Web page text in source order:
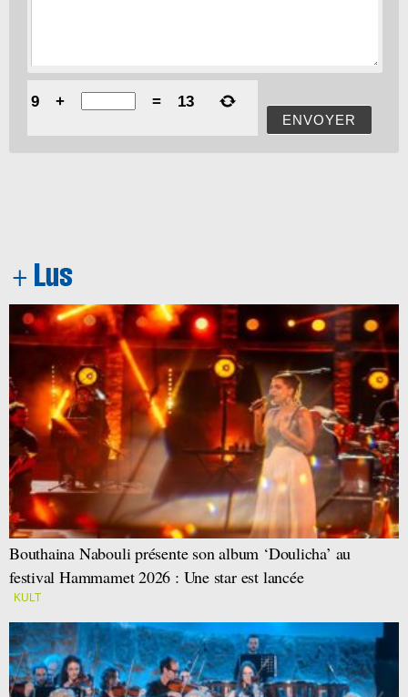
ENVOYER
9 + = 13
Bouthaina Nabouli présente son album ‘Doulicha’ au
festival Hammamet 2026 : Une star est lancée
KULT